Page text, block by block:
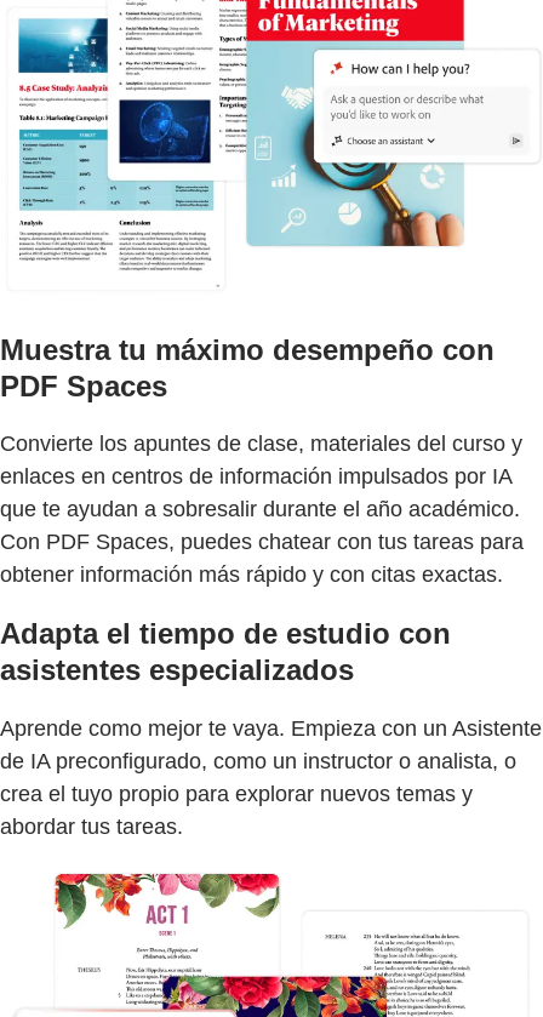
Muestra tu máximo desempeño con
PDF Spaces
Convierte los apuntes de clase, materiales del curso y
enlaces en centros de información impulsados por IA
que te ayudan a sobresalir durante el año académico.
Con PDF Spaces, puedes chatear con tus tareas para
obtener información más rápido y con citas exactas.
Adapta el tiempo de estudio con
asistentes especializados
Aprende como mejor te vaya. Empieza con un Asistente
de IA preconfigurado, como un instructor o analista, o
crea el tuyo propio para explorar nuevos temas y
abordar tus tareas.